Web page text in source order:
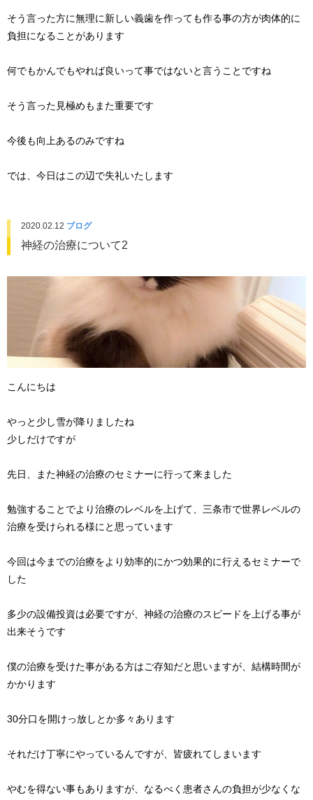
そう言った方に無理に新しい義歯を作っても作る事の方が肉体的に
負担になることがあります
何でもかんでもやれば良いって事ではないと言うことですね
そう言った見極めもまた重要です
今後も向上あるのみですね
では、今日はこの辺で失礼いたします
2020.02.12 ブログ
神経の治療について2
こんにちは
やっと少し雪が降りましたね
少しだけですが
先日、また神経の治療のセミナーに行って来ました
勉強することでより治療のレベルを上げて、三条市で世界レベルの
治療を受けられる様にと思っています
今回は今までの治療をより効率的にかつ効果的に行えるセミナーで
した
多少の設備投資は必要ですが、神経の治療のスピードを上げる事が
出来そうです
僕の治療を受けた事がある方はご存知だと思いますが、結構時間が
かかります
30分口を開けっ放しとか多々あります
それだけ丁寧にやっているんですが、皆疲れてしまいます
やむを得ない事もありますが、なるべく患者さんの負担が少なくな